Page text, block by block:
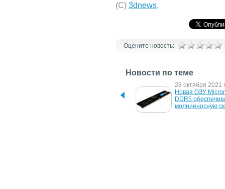
(С) 3dnews.
Оцените новость:
Новости по теме
28 октября 2021
Новая ОЗУ
DDR5
молниеносную